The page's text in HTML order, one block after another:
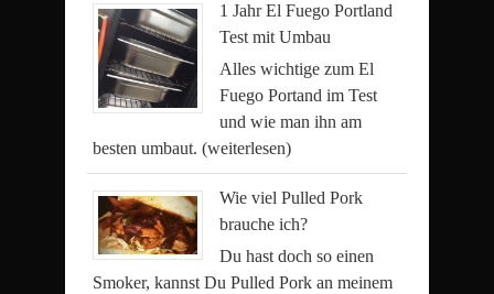
1 Jahr El Fuego Portland
Test mit Umbau
Alles wichtige zum El
Fuego Portand im Test
und wie man ihn am
besten umbaut. (weiterlesen)
Wie viel Pulled Pork
brauche ich?
Du hast doch so einen
Smoker, kannst Du Pulled Pork an meinem